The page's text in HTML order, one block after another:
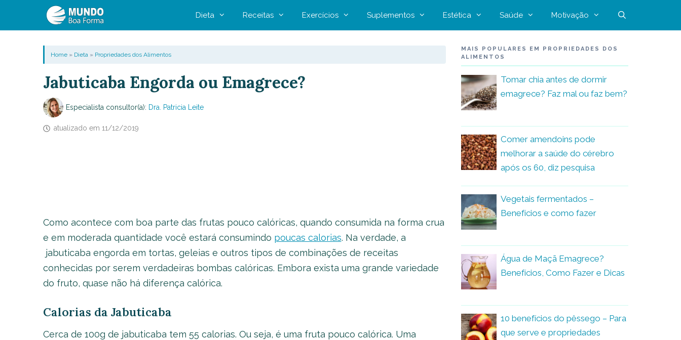
Dieta Receitas Exercícios Suplementos Estética Saúde Motivação
Home» Dieta» Propriedades dos Alimentos
Jabuticaba Engorda ou Emagrece?
Especialista consultor(a): Dra. Patricia Leite
atualizado em 11/12/2019
Como acontece com boa parte das frutas pouco calóricas, quando consumida na forma crua
e em moderada quantidade você estará consumindo poucas calorias. Na verdade, a
jabuticaba engorda em tortas, geleias e outros tipos de combinações de receitas
conhecidas por serem verdadeiras bombas calóricas. Embora exista uma grande variedade
do fruto, quase não há diferença calórica.
Calorias da Jabuticaba
Cerca de 100g de jabuticaba tem 55 calorias. Ou seja, é uma fruta pouco calórica. Uma
MAIS POPULARES EM PROPRIEDADES DOS
ALIMENTOS
Tomar chia antes de dormir
emagrece? Faz mal ou faz bem?
Comer amendoins pode
melhorar a saúde do cérebro
após os 60, diz pesquisa
Vegetais fermentados –
Benefícios e como fazer
Água de Maçã Emagrece?
Benefícios, Como Fazer e Dicas
10 benefícios do pêssego – Para
que serve e propriedades